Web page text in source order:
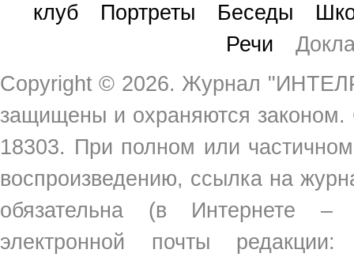
клуб
Портреты Беседы
Речи
Copyright © 2026. Журнал
защищены и охраняются
18303. При полном или
воспроизведению, ссылка на
обязательна (в Интернете
электронной почты